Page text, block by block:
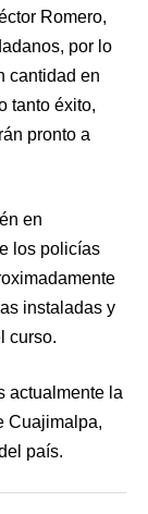
Romero,
por lo
cantidad en
tanto éxito,
pronto a
en
los policías
instaladas y
curso.
actualmente la
Cuajimalpa,
país.